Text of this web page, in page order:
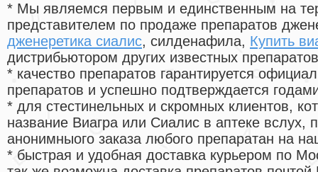
* Мы являемся первым и единственным на
представителем по продаже препаратов
дженеретика сиалис, силденафила, Купить
дистрибьютором других известных препаратов
* качество препаратов гарантируется
препаратов и успешно подтверждается
* для стестинельных и скромных клиентов,
название Виагра или Сиалис в аптеке вслух,
анонимныого заказа любого препаратан на
* быстрая и удобная доставка курьером по